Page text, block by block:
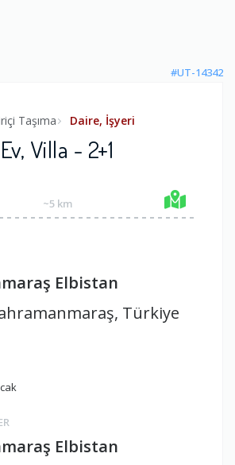
#UT-14342
Taşıma Daire, İşyeri
Ev, Villa - 2+1
~5 km
Elbistan
Türkiye
Elbistan